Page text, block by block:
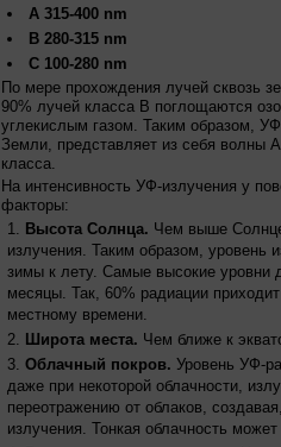
A 315-400 nm
B 280-315 nm
C 100-280 nm
По мере прохождения лучей сквозь
90% лучей класса B поглощаются
углекислым газом. Таким образом,
Земли, представляет из себя волны
класса.
На интенсивность УФ-излучения у
факторы:
Высота Солнца. Чем выше
излучения. Таким образом, уровень
зимы к лету. Самые высокие уровни
месяцы. Так, 60% радиации
местному времени.
Широта места. Чем ближе к
Облачный покров. Уровень УФ-
даже при некоторой облачности,
переотражению от облаков,
излучения. Тонкая облачность